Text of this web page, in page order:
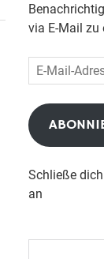
via E-Mail zu
E-
Mail-
Adresse
Schließe
an